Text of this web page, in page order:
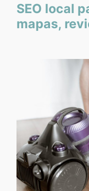
SEO local
mapas,